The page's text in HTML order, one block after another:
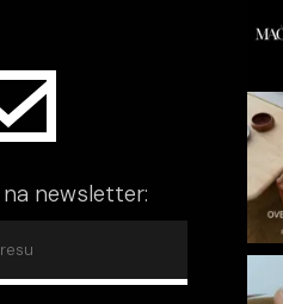
na newsletter: